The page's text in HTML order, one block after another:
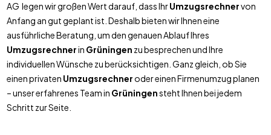
AG legen wir großen Wert darauf, dass IhrUmzugsrechnervon
Anfang an gut geplant ist. Deshalb bieten wir Ihnen eine
ausführliche Beratung, um den genauen Ablauf Ihres
Umzugsrechnerin Grüningen zu besprechen und Ihre
individuellen Wünsche zu berücksichtigen. Ganz gleich, ob Sie
einen privaten Umzugsrechneroder einen Firmenumzug planen
– unser erfahrenes Team in Grüningensteht Ihnen bei jedem
Schritt zur Seite.